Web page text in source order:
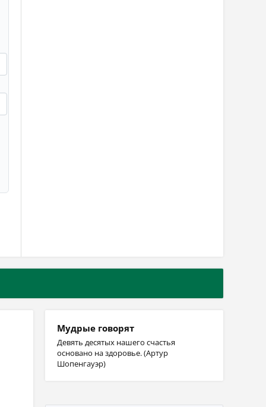
Мудрые говорят
Девять десятых нашего счастья
основано на здоровье. (Артур
Шопенгауэр)